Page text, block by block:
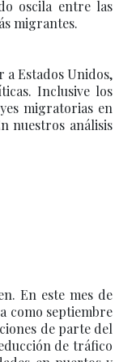
oscila entre las
migrantes.
Estados Unidos,
Inclusive los
migratorias en
nuestros análisis
En este mes de
como septiembre
de parte del
de tráfico